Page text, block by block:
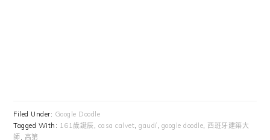
Filed Under: Google Doodle
Tagged With: 161歲誕辰, casa calvet,gaudí, google doodle,西班牙建築大
師 , 高第